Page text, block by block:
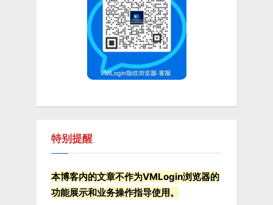
特别提醒
本博客内的文章不作为VMLogin浏览器的
功能展示和业务操作指导使用。